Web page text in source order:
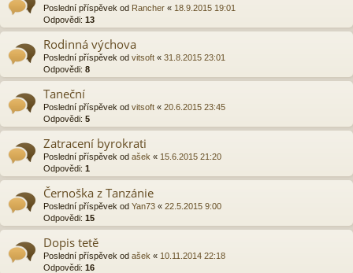
Poslední příspěvek od Rancher « 18.9.2015 19:01
Odpovědi: 13
Rodinná výchova
Poslední příspěvek od vitsoft « 31.8.2015 23:01
Odpovědi: 8
Taneční
Poslední příspěvek od vitsoft « 20.6.2015 23:45
Odpovědi: 5
Zatracení byrokrati
Poslední příspěvek od ašek « 15.6.2015 21:20
Odpovědi: 1
Černoška z Tanzánie
Poslední příspěvek od Yan73 « 22.5.2015 9:00
Odpovědi: 15
Dopis tetě
Poslední příspěvek od ašek « 10.11.2014 22:18
Odpovědi: 16